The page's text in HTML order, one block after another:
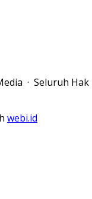
· Seluruh Hak
webi.id